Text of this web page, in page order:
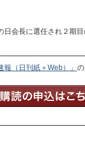
日会長に選任され２期
報（日刊紙＋Web）」